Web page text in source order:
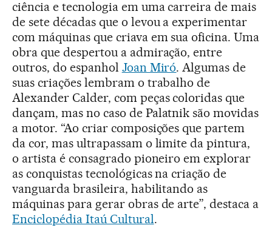
ciência e tecnologia em uma carreira de mais
de sete décadas que o levou a experimentar
com máquinas que criava em sua oficina. Uma
obra que despertou a admiração, entre
outros, do espanhol Joan Miró. Algumas de
suas criações lembram o trabalho de
Alexander Calder, com peças coloridas que
dançam, mas no caso de Palatnik são movidas
a motor. “Ao criar composições que partem
da cor, mas ultrapassam o limite da pintura,
o artista é consagrado pioneiro em explorar
as conquistas tecnológicas na criação de
vanguarda brasileira, habilitando as
máquinas para gerar obras de arte”, destaca a
Enciclopédia Itaú Cultural.